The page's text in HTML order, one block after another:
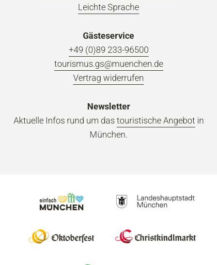
Leichte Sprache
Gästeservice
+49 (0)89 233-96500
tourismus.gs@muenchen.de
Vertrag widerrufen
Newsletter
Aktuelle Infos rund um das touristische Angebot in
München.